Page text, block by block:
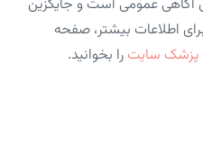
آگاهی عمومی است و جایگزین
اطلاعات بیشتر، صفحه
پزشک سایت را بخوانید.